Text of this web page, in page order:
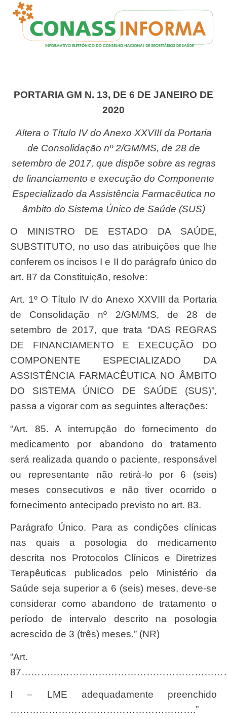
PORTARIA GM N. 13, DE 6 DE JANEIRO DE
2020
Altera o Título IV do Anexo XXVIII da Portaria
de Consolidação nº 2/GM/MS, de 28 de
setembro de 2017, que dispõe sobre as regras
de financiamento e execução do Componente
Especializado da Assistência Farmacêutica no
âmbito do Sistema Único de Saúde (SUS)
O MINISTRO DE ESTADO DA SAÚDE,
SUBSTITUTO, no uso das atribuições que lhe
conferem os incisos I e II do parágrafo único do
art. 87 da Constituição, resolve:
Art. 1º O Título IV do Anexo XXVIII da Portaria
de Consolidação nº 2/GM/MS, de 28 de
setembro de 2017, que trata “DAS REGRAS
DE FINANCIAMENTO E EXECUÇÃO DO
COMPONENTE ESPECIALIZADO DA
ASSISTÊNCIA FARMACÊUTICA NO ÂMBITO
DO SISTEMA ÚNICO DE SAÚDE (SUS)”,
passa a vigorar com as seguintes alterações:
“Art. 85. A interrupção do fornecimento do
medicamento por abandono do tratamento
será realizada quando o paciente, responsável
ou representante não retirá-lo por 6 (seis)
meses consecutivos e não tiver ocorrido o
fornecimento antecipado previsto no art. 83.
Parágrafo Único. Para as condições clínicas
nas quais a posologia do medicamento
descrita nos Protocolos Clínicos e Diretrizes
Terapêuticas publicados pelo Ministério da
Saúde seja superior a 6 (seis) meses, deve-se
considerar como abandono de tratamento o
período de intervalo descrito na posologia
acrescido de 3 (três) meses.” (NR)
“Art.
I – LME adequadamente preenchido
………………………………………………….”